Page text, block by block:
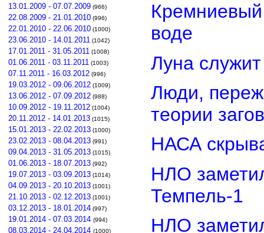
13.01.2009 - 07.07.2009 (966)
22.08.2009 - 21.01.2010 (996)
22.01.2010 - 22.06.2010 (1000)
23.06.2010 - 14.01.2011 (1042)
17.01.2011 - 31.05.2011 (1008)
01.06.2011 - 03.11.2011 (1003)
07.11.2011 - 16.03.2012 (996)
19.03.2012 - 09.06.2012 (1009)
13.06.2012 - 07.09.2012 (988)
10.09.2012 - 19.11.2012 (1004)
20.11.2012 - 14.01.2013 (1015)
15.01.2013 - 22.02.2013 (1000)
23.02.2013 - 08.04.2013 (991)
09.04.2013 - 31.05.2013 (1015)
01.06.2013 - 18.07.2013 (992)
19.07.2013 - 03.09.2013 (1014)
04.09.2013 - 20.10.2013 (1001)
21.10.2013 - 02.12.2013 (1001)
03.12.2013 - 18.01.2014 (997)
19.01.2014 - 07.03.2014 (994)
08.03.2014 - 24.04.2014 (1000)
воде
Луна
Люди,
теории
НАСА
НЛО
Темпель-1
НЛО